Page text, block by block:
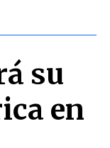
su
en